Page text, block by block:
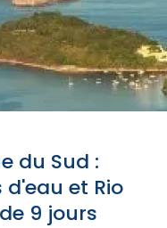
du Sud :
d'eau et Rio
9 jours